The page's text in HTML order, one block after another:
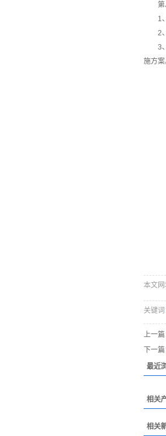
1
2
3
施方案
本文
关键词
上一篇
下一篇
最近
相关
相关